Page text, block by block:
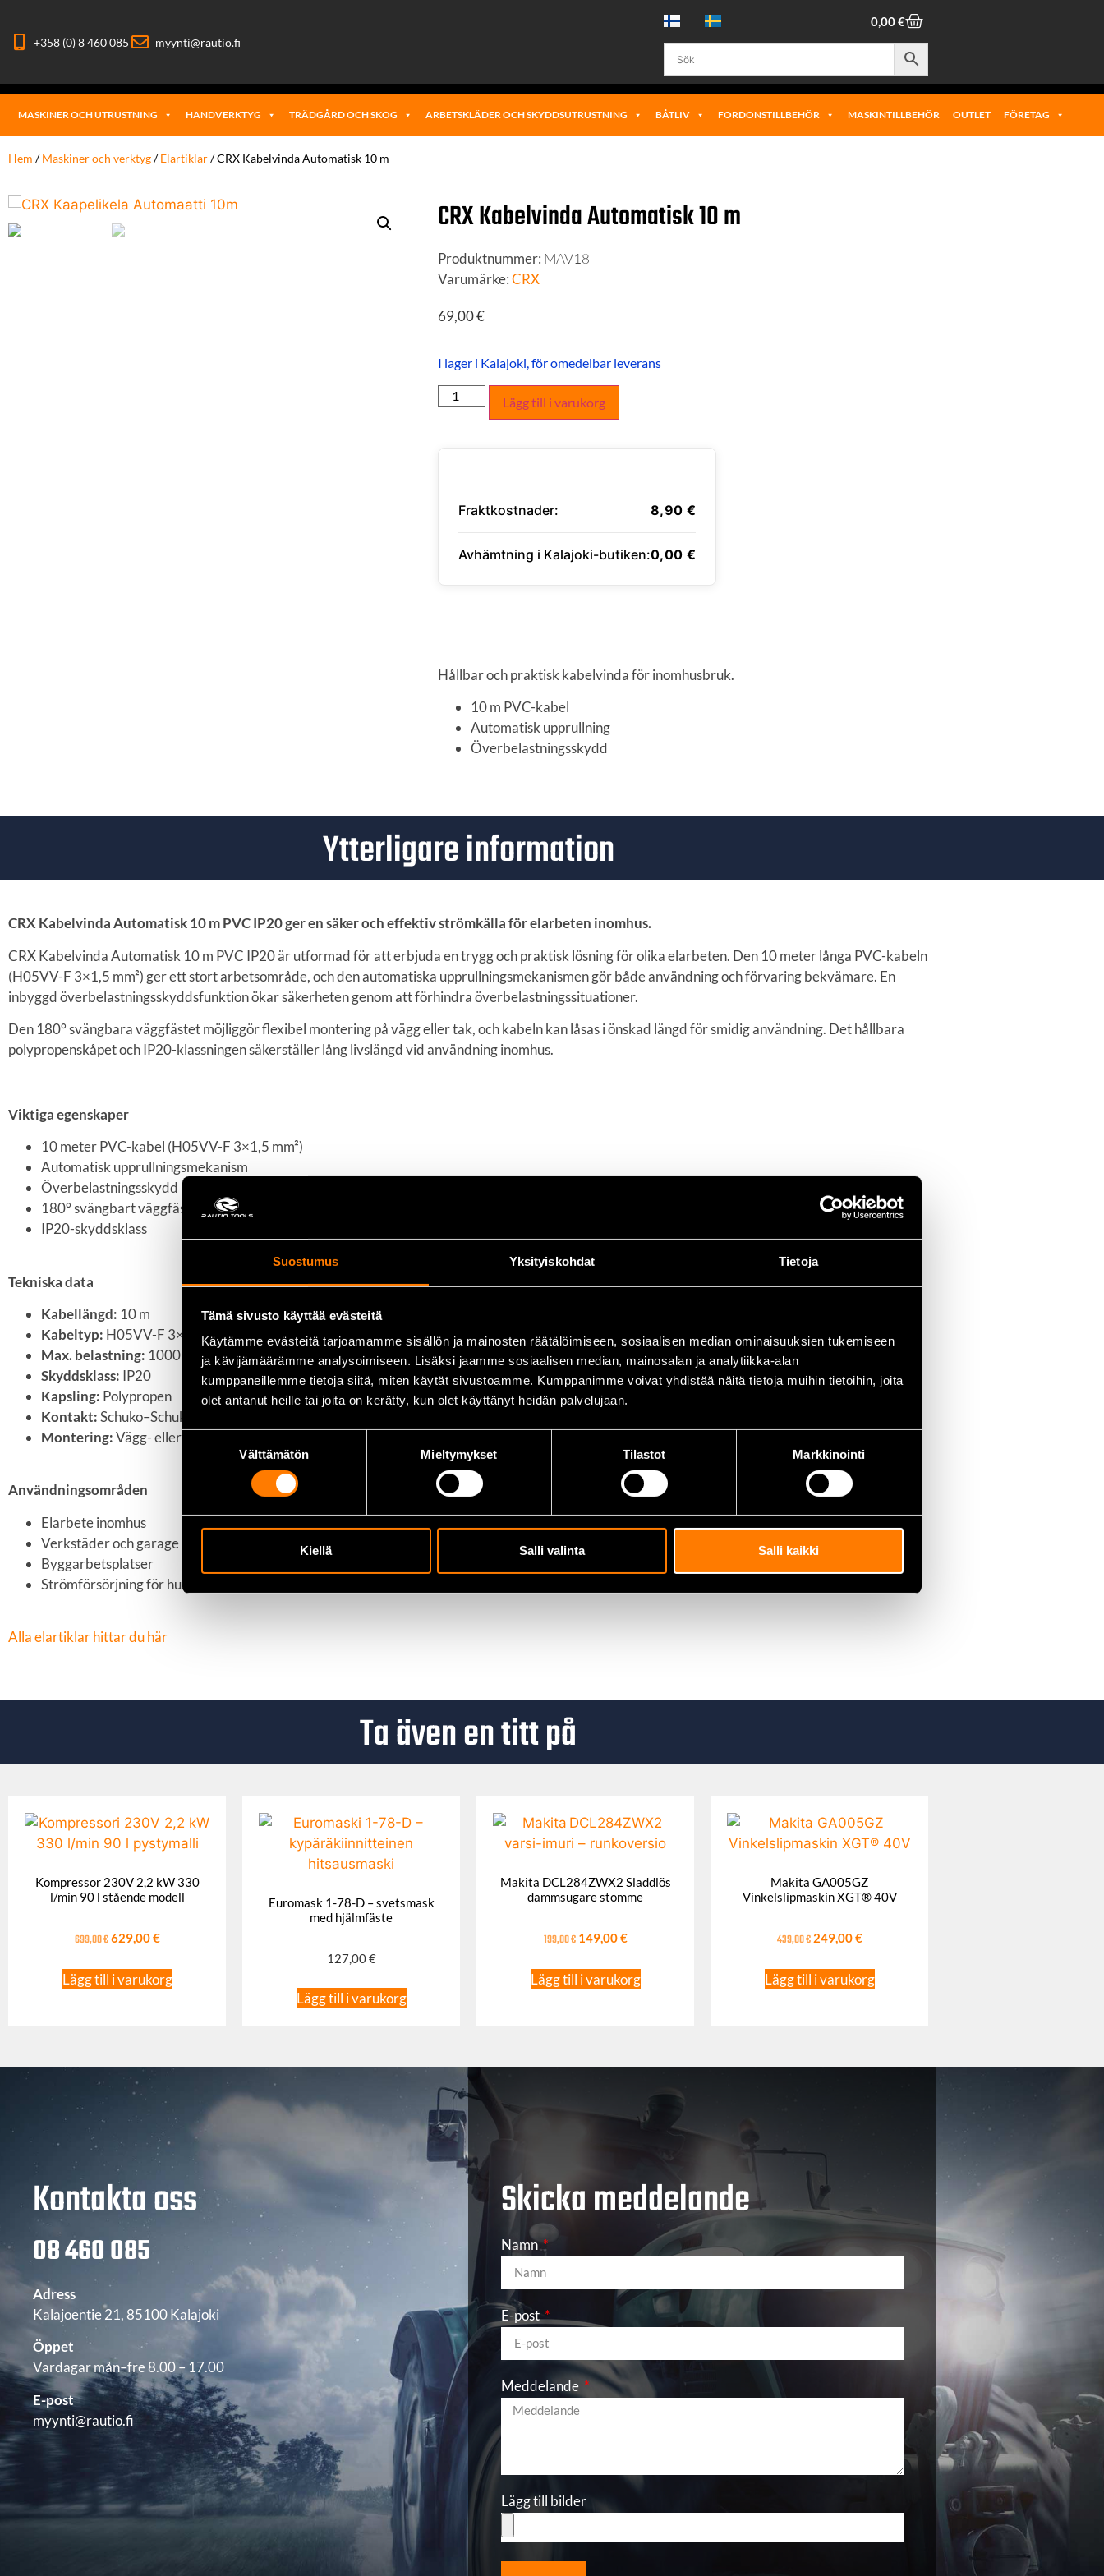
Suostumus Yksityiskohdat Tietoja
Tämä sivusto käyttää evästeitä
Käytämme evästeitä tarjoamamme sisällön ja mainosten räätälöimiseen, sosiaalisen median ominaisuuksien tukemiseen
ja kävijämäärämme analysoimiseen. Lisäksi jaamme sosiaalisen median, mainosalan ja analytiikka-alan
kumppaneillemme tietoja siitä, miten käytät sivustoamme. Kumppanimme voivat yhdistää näitä tietoja muihin tietoihin, joita
olet antanut heille tai joita on kerätty, kun olet käyttänyt heidän palvelujaan.
Välttämätön Mieltymykset Tilastot Markkinointi
Kiellä Salli valinta Salli kaikki
+358 (0) 8 460 085 myynti@rautio.fi
0,00€
MASKINER OCH UTRUSTNING HANDVERKTYG TRÄDGÅRD OCH SKOG ARBETSKLÄDER OCH SKYDDSUTRUSTNING BÅTLIV FORDONSTILLBEHÖR MASKINTILLBEHÖR OUTLET FÖRETAG
Hem /Maskiner och verktyg/Elartiklar/ CRX Kabelvinda Automatisk 10 m
CRX Kabelvinda Automatisk 10 m
Produktnummer: MAV18
Varumärke:CRX
69,00€
I lager i Kalajoki, för omedelbar leverans
Lägg till i varukorg
Fraktkostnader: 8,90 €
Avhämtning i Kalajoki-butiken:0,00 €
Hållbar och praktisk kabelvinda för inomhusbruk.
10 m PVC-kabel
Automatisk upprullning
Överbelastningsskydd
Ytterligare information
CRX Kabelvinda Automatisk 10 m PVC IP20 ger en säker och effektiv strömkälla för elarbeten inomhus.
CRX Kabelvinda Automatisk 10 m PVC IP20 är utformad för att erbjuda en trygg och praktisk lösning för olika elarbeten. Den 10 meter långa PVC-kabeln
(H05VV-F 3×1,5 mm²) ger ett stort arbetsområde, och den automatiska upprullningsmekanismen gör både användning och förvaring bekvämare. En
inbyggd överbelastningsskyddsfunktion ökar säkerheten genom att förhindra överbelastningssituationer.
Den 180° svängbara väggfästet möjliggör flexibel montering på vägg eller tak, och kabeln kan låsas i önskad längd för smidig användning. Det hållbara
polypropenskåpet och IP20-klassningen säkerställer lång livslängd vid användning inomhus.
Viktiga egenskaper
10 meter PVC-kabel (H05VV-F 3×1,5 mm²)
Automatisk upprullningsmekanism
Överbelastningsskydd
180° svängbart väggfäste
IP20-skyddsklass
Tekniska data
Kabellängd: 10 m
Kabeltyp: H05VV-F 3×1,5 mm²
Max. belastning: 1000 W (kabel på rulle), 2500 W (kabel helt utrullad)
Skyddsklass: IP20
Kapsling: Polypropen
Kontakt:Schuko–Schuko
Montering:Vägg- eller takmontering
Användningsområden
Elarbete inomhus
Verkstäder och garage
Byggarbetsplatser
Strömförsörjning för hushållsapparater och verktyg
Alla elartiklar hittar du här
Ta även en titt på
Kompressor 230V 2,2 kW 330
l/min 90 l stående modell
699,00€ 629,00€
Lägg till i varukorg
Euromask 1-78-D – svetsmask
med hjälmfäste
127,00€
Lägg till i varukorg
Makita DCL284ZWX2 Sladdlös
dammsugare stomme
199,00€ 149,00€
Lägg till i varukorg
Makita GA005GZ
Vinkelslipmaskin XGT® 40V
439,00€ 249,00€
Lägg till i varukorg
Kontakta oss
08 460 085
Adress
Kalajoentie 21, 85100 Kalajoki
Öppet
Vardagar mån–fre 8.00 – 17.00
E-post
myynti@rautio.fi
Skicka meddelande
Namn
E-post
Meddelande
Lägg till bilder